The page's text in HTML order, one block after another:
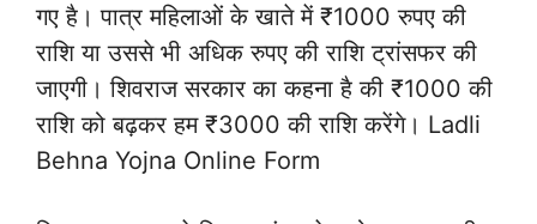
गए है। पात्र महिलाओं के खाते में ₹1000 रुपए की
राशि या उससे भी अधिक रुपए की राशि ट्रांसफर की
जाएगी। शिवराज सरकार का कहना है की ₹1000 की
राशि को बढ़कर हम ₹3000 की राशि करेंगे। Ladli
Behna Yojna Online Form